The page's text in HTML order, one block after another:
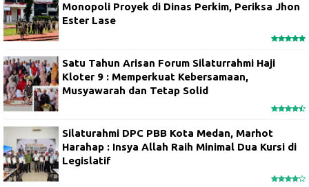
Monopoli Proyek di Dinas Perkim, Periksa Jhon
Ester Lase
Satu Tahun Arisan Forum Silaturrahmi Haji
Kloter 9 : Memperkuat Kebersamaan,
Musyawarah dan Tetap Solid
Silaturahmi DPC PBB Kota Medan, Marhot
Harahap : Insya Allah Raih Minimal Dua Kursi di
Legislatif